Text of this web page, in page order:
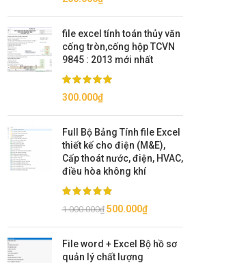
file excel tính toán thủy văn
cống tròn,cống hộp TCVN
9845 : 2013 mới nhất
300.000₫
Full Bộ Bảng Tính file Excel
thiết kế cho điện (M&E),
Cấp thoát nước, điện, HVAC,
điều hòa không khí
1.000.000₫ Giá
là:
1.000.000₫.
500.000₫Giá
tại
File word + Excel Bộ hồ sơ
quản lý chất lượng